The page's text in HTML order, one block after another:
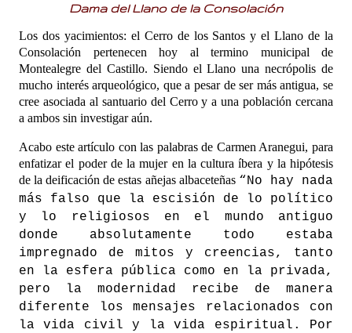
Dama del Llano de la Consolación
Los dos yacimientos: el Cerro de los Santos y el Llano de la
Consolación pertenecen hoy al termino municipal de
Montealegre del Castillo. Siendo el Llano una necrópolis de
mucho interés arqueológico, que a pesar de ser más antigua, se
cree asociada al santuario del Cerro y a una población cercana
a ambos sin investigar aún.
Acabo este artículo con las palabras de Carmen Aranegui, para
enfatizar el poder de la mujer en la cultura íbera y la hipótesis
de la deificación de estas añejas albaceteñas “No hay nada
más falso que la escisión de lo político
y lo religiosos en el mundo antiguo
donde absolutamente todo estaba
impregnado de mitos y creencias, tanto
en la esfera pública como en la privada,
pero la modernidad recibe de manera
diferente los mensajes relacionados con
la vida civil y la vida espiritual. Por